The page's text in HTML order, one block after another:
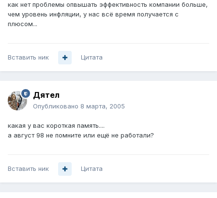
как нет проблемы опвышать эффективность компании больше,
чем уровень инфляции, у нас всё время получается с
плюсом...
Вставить ник Цитата
Дятел
Опубликовано 8 марта, 2005
какая у вас короткая память....
а август 98 не помните или ещё не работали?
Вставить ник Цитата